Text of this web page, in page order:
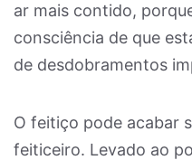
ar mais contido,
consciência de que
de desdobramentos
O feitiço pode acabar
feiticeiro. Levado ao